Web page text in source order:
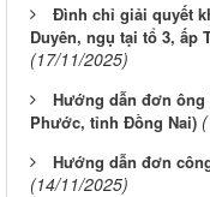
Đình chỉ giải quyết
Duyên, ngụ tại tổ 3, ấp
(17/11/2025)
Hướng dẫn đơn
Phước, tỉnh Đồng Nai)
Hướng dẫn đơn
(14/11/2025)